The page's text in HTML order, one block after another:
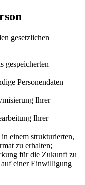
gesetzlichen
gespeicherten
Personendaten
Ihrer
Ihrer
in einem strukturierten,
zu erhalten;
für die Zukunft zu
auf einer Einwilligung